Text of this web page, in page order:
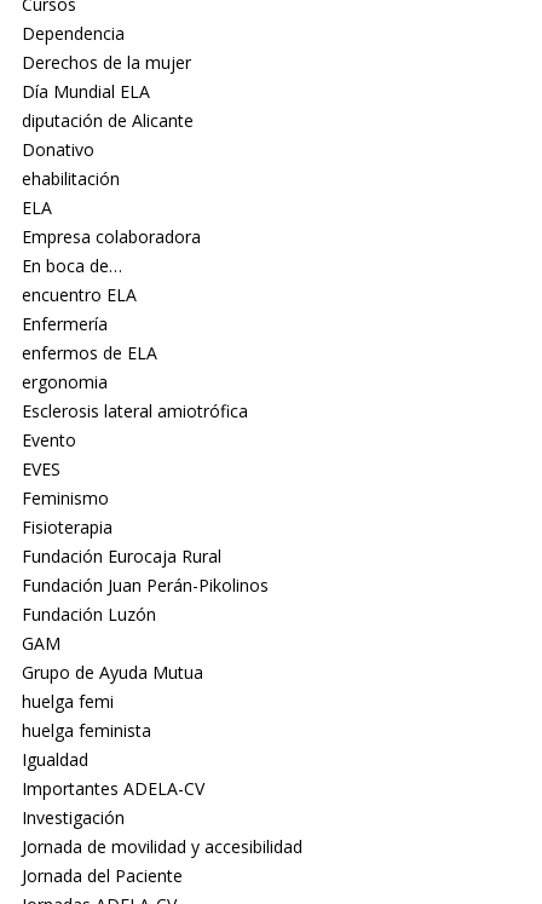
Cursos
Dependencia
Derechos de la mujer
Día Mundial ELA
diputación de Alicante
Donativo
ehabilitación
ELA
Empresa colaboradora
En boca de…
encuentro ELA
Enfermería
enfermos de ELA
ergonomia
Esclerosis lateral amiotrófica
Evento
EVES
Feminismo
Fisioterapia
Fundación Eurocaja Rural
Fundación Juan Perán-Pikolinos
Fundación Luzón
GAM
Grupo de Ayuda Mutua
huelga femi
huelga feminista
Igualdad
Importantes ADELA-CV
Investigación
Jornada de movilidad y accesibilidad
Jornada del Paciente